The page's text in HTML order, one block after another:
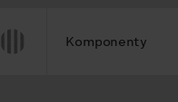
Komponenty